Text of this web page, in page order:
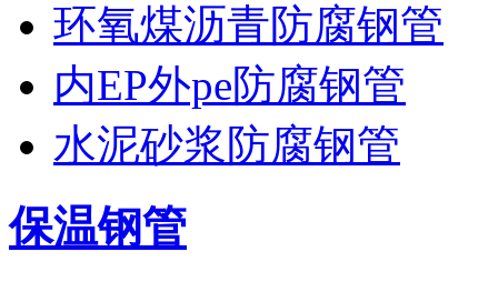
环氧煤沥青防腐钢管
内EP外pe防腐钢管
水泥砂浆防腐钢管
保温钢管